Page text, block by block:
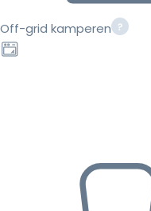
Off-grid kamperen